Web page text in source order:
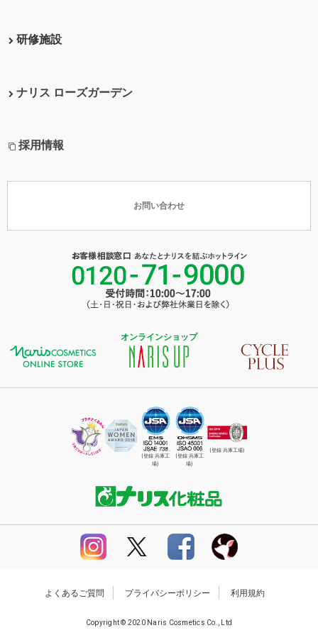
研修施設
ナリス ローズガーデン
採用情報
お問い合わせ
オンラインショップ
(登録 兵庫工
場)
(登録 兵庫工
場)
(登録 兵庫工場)
よくあるご質問 プライバシーポリシー 利用規約
Copyright © 2020 Naris Cosmetics Co., Ltd